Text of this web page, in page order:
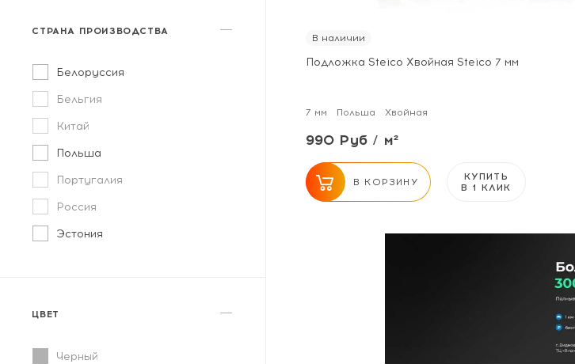
СТРАНА ПРОИЗВОДСТВА
Белоруссия
Бельгия
Китай
Польша
Португалия
Россия
Эстония
ЦВЕТ
Черный
В наличии
Подложка Steico Хвойная Steico 7 мм
7 мм Польша Хвойная
990 Руб / м²
В КОРЗИНУ
КУПИТЬ
В 1 КЛИК